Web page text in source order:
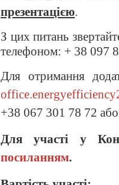
презентацією.
З цих питань
телефоном: + 38 097
Для отримання
+38 067 301 78 72
Для участі у
посиланням.